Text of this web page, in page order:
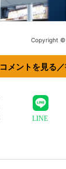
Copyright ©
コメントを見る／
LINE